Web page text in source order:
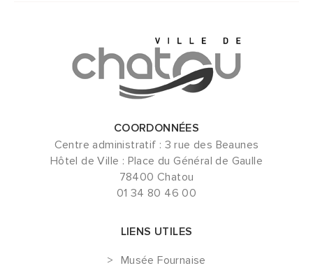
COORDONNÉES
Centre administratif : 3 rue des Beaunes
Hôtel de Ville : Place du Général de Gaulle
78400 Chatou
01 34 80 46 00
LIENS UTILES
Musée Fournaise